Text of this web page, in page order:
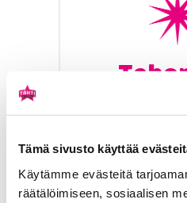
Tämä sivusto käyttää
Käytämme evästeitä
räätälöimiseen, sosiaalisen
Pehmoharjapesu
tehostettu
pyöräpesu,